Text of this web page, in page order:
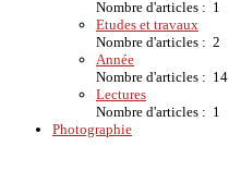
Nombre d'articles : 1
Etudes et travaux
Nombre d'articles : 2
Année
Nombre d'articles : 14
Lectures
Nombre d'articles : 1
Photographie